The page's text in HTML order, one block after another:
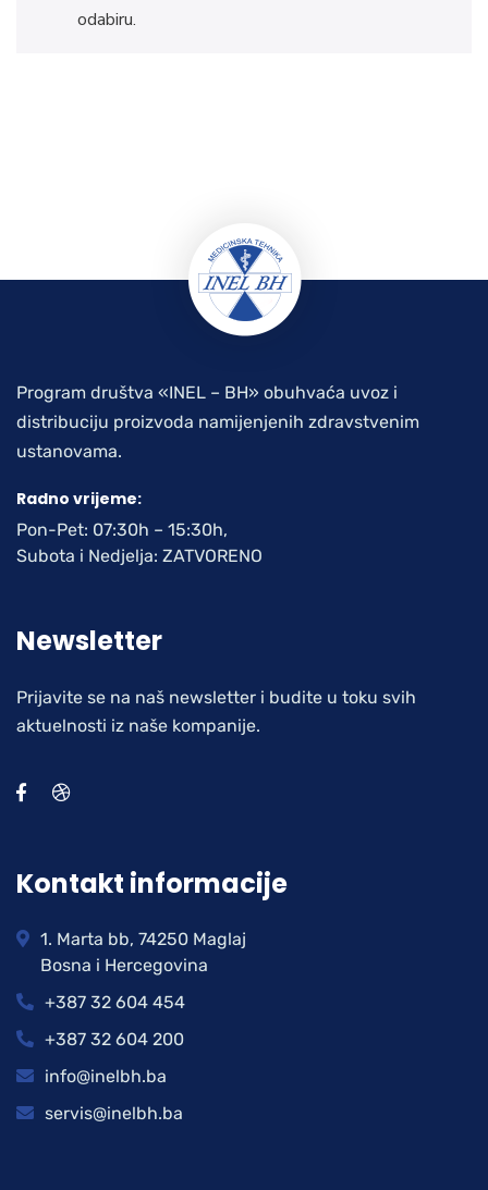
odabiru.
Program društva «INEL – BH» obuhvaća uvoz i
distribuciju proizvoda namijenjenih zdravstvenim
ustanovama.
Radno vrijeme:
Pon-Pet: 07:30h – 15:30h,
Subota i Nedjelja: ZATVORENO
Newsletter
Prijavite se na naš newsletter i budite u toku svih
aktuelnosti iz naše kompanije.
Kontakt informacije
1. Marta bb, 74250 Maglaj
Bosna i Hercegovina
+387 32 604 454
+387 32 604 200
info@inelbh.ba
servis@inelbh.ba